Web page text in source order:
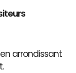
arrondissant